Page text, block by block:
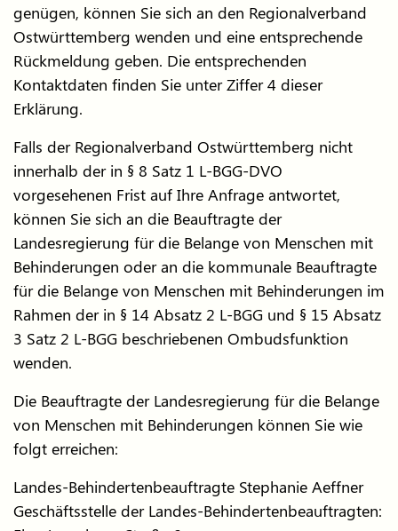
genügen, können Sie sich an den Regionalverband
Ostwürttemberg wenden und eine entsprechende
Rückmeldung geben. Die entsprechenden
Kontaktdaten finden Sie unter Ziffer 4 dieser
Erklärung.
Falls der Regionalverband Ostwürttemberg nicht
innerhalb der in § 8 Satz 1 L-BGG-DVO
vorgesehenen Frist auf Ihre Anfrage antwortet,
können Sie sich an die Beauftragte der
Landesregierung für die Belange von Menschen mit
Behinderungen oder an die kommunale Beauftragte
für die Belange von Menschen mit Behinderungen im
Rahmen der in § 14 Absatz 2 L-BGG und § 15 Absatz
3 Satz 2 L-BGG beschriebenen Ombudsfunktion
wenden.
Die Beauftragte der Landesregierung für die Belange
von Menschen mit Behinderungen können Sie wie
folgt erreichen:
Landes-Behindertenbeauftragte Stephanie Aeffner
Geschäftsstelle der Landes-Behindertenbeauftragten: